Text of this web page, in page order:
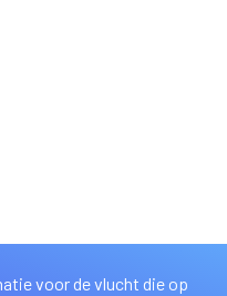
voor de vlucht die op